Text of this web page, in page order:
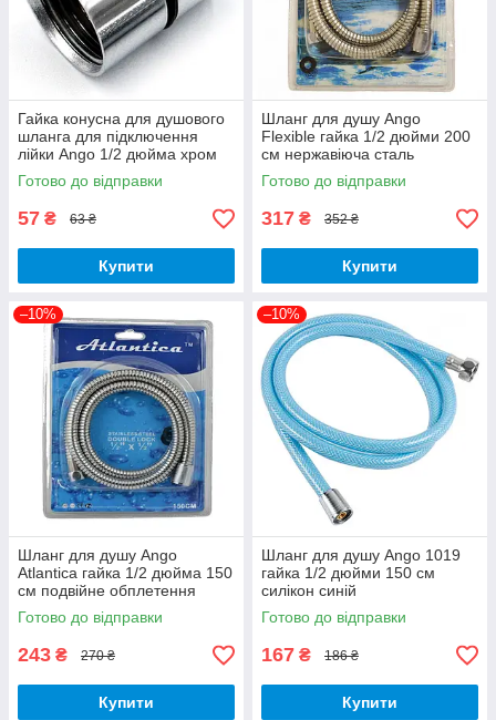
Гайка конусна для душового
шланга для підключення
лійки Ango 1/2 дюйма хром
латунь посилена з ризинкою
Готово до відправки
57 ₴ 63 ₴
Купити
Шланг для душу Ango
Flexible гайка 1/2 дюйми 200
см нержавіюча сталь
Готово до відправки
317 ₴ 352 ₴
Купити
–10%
Шланг для душу Ango
Atlantica гайка 1/2 дюйма 150
см подвійне обплетення
нержавіюча сталь
Готово до відправки
243 ₴ 270 ₴
Купити
–10%
Шланг для душу Ango 1019
гайка 1/2 дюйми 150 см
силікон синій
Готово до відправки
167 ₴ 186 ₴
Купити